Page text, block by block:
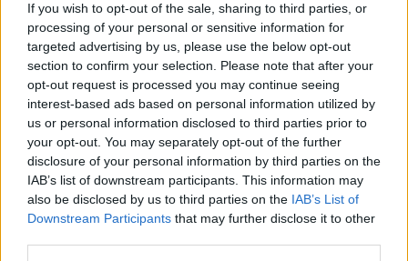
If you wish to opt-out of the sale, sharing to third parties, or
processing of your personal or sensitive information for
targeted advertising by us, please use the below opt-out
section to confirm your selection. Please note that after your
opt-out request is processed you may continue seeing
interest-based ads based on personal information utilized by
us or personal information disclosed to third parties prior to
your opt-out. You may separately opt-out of the further
disclosure of your personal information by third parties on the
IAB’s list of downstream participants. This information may
also be disclosed by us to third parties on the IAB’s List of
Downstream Participants that may further disclose it to other
Tartsa szemmel a számláit, amikor online vásárol, és
győződjön meg róla, hogy minden terhelés rendben
van. Bár egy olyan cég, mint az Amazon.com
biztosan megérdemli a bizalmat, ők is követhetnek
el hibákat. Mivel szinte minden teljesen
automatizált, nem sok kell ahhoz, hogy egy
tizedesjegy vagy egy nulla hatalmas változást adjon
a rendeléséhez.
Az online vásárlás remek lehetőség arra, hogy
megtalálja azokat a termékeket, amelyek a helyi
boltban már nincsenek raktáron. Ha például nem